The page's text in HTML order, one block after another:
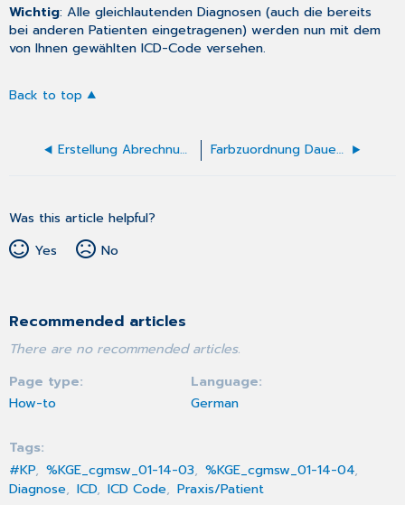
Wichtig: Alle gleichlautenden Diagnosen (auch die bereits
bei anderen Patienten eingetragenen) werden nun mit dem
von Ihnen gewählten ICD-Code versehen.
Back to top
Erstellung Abrechnungsdatei - Versicherungsart nicht zulässig Farbzuordnung Dauerdiagnosen
Was this article helpful?
Yes
No
Recommended articles
There are no recommended articles.
Page type
How-to
Language
German
Tags
#KP %KGE_cgmsw_01-14-03 %KGE_cgmsw_01-14-04
Diagnose ICD ICD Code Praxis/Patient